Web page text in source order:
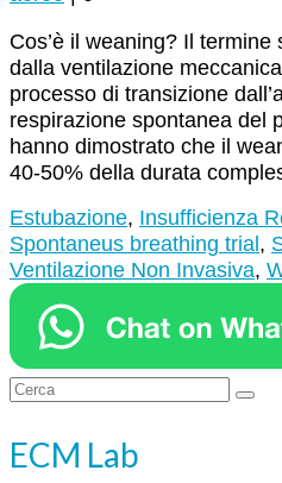
Cos’è il weaning? Il
dalla ventilazione
processo di transizione
respirazione spontanea del
hanno dimostrato che il
40-50% della durata
Estubazione, Insufficienza
Spontaneus breathing trial,
Ventilazione Non Invasiva,
Cerca:
ECM Lab